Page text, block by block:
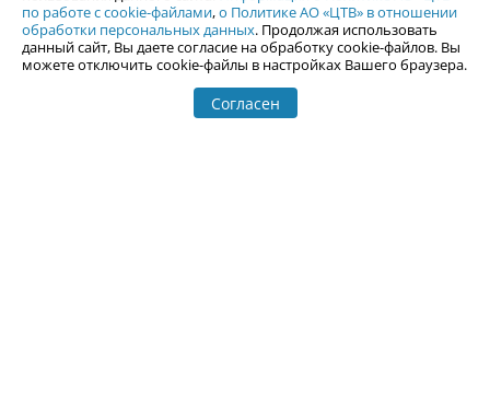
afisha@uralweb.ru
Пользовательское соглашение на использование сайта
Политика АО «ЦТВ» в отношении обработки персональных данных
по работе с cookie-файлами,о Политике АО «ЦТВ» в отношении
обработки персональных данных. Продолжая использовать
данный сайт, Вы даете согласие на обработку cookie-файлов. Вы
можете отключить cookie-файлы в настройках Вашего браузера.
Согласен